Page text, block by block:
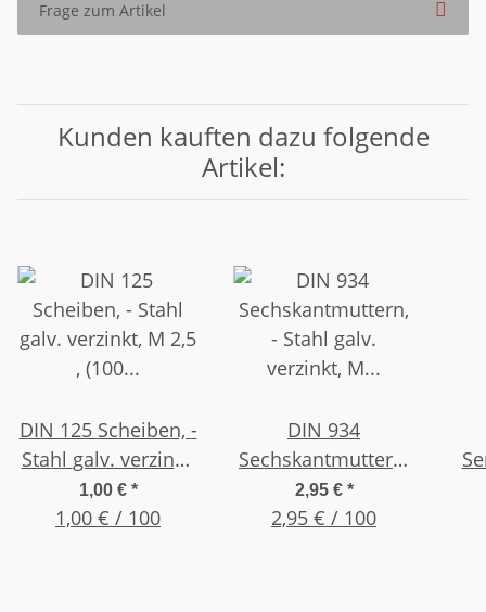
Frage zum Artikel
Kunden kauften dazu folgende
Artikel:
DIN 125 Scheiben, -
Stahl galv. verzinkt,
M 2,5 , (100 Stück)
1,00 € *
1,00 € / 100
DIN 934
Sechskantmuttern,
- Stahl galv.
verzinkt, M 2,5 ,
2,95 € *
2,95 € / 100